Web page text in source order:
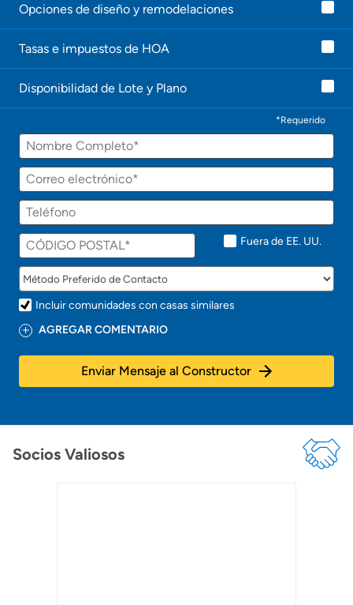
Opciones de diseño y remodelaciones
Tasas e impuestos de HOA
Disponibilidad de Lote y Plano
*Requerido
Fuera de EE. UU.
Incluir comunidades con casas similares
AGREGAR COMENTARIO
Enviar Mensaje al Constructor
Socios Valiosos